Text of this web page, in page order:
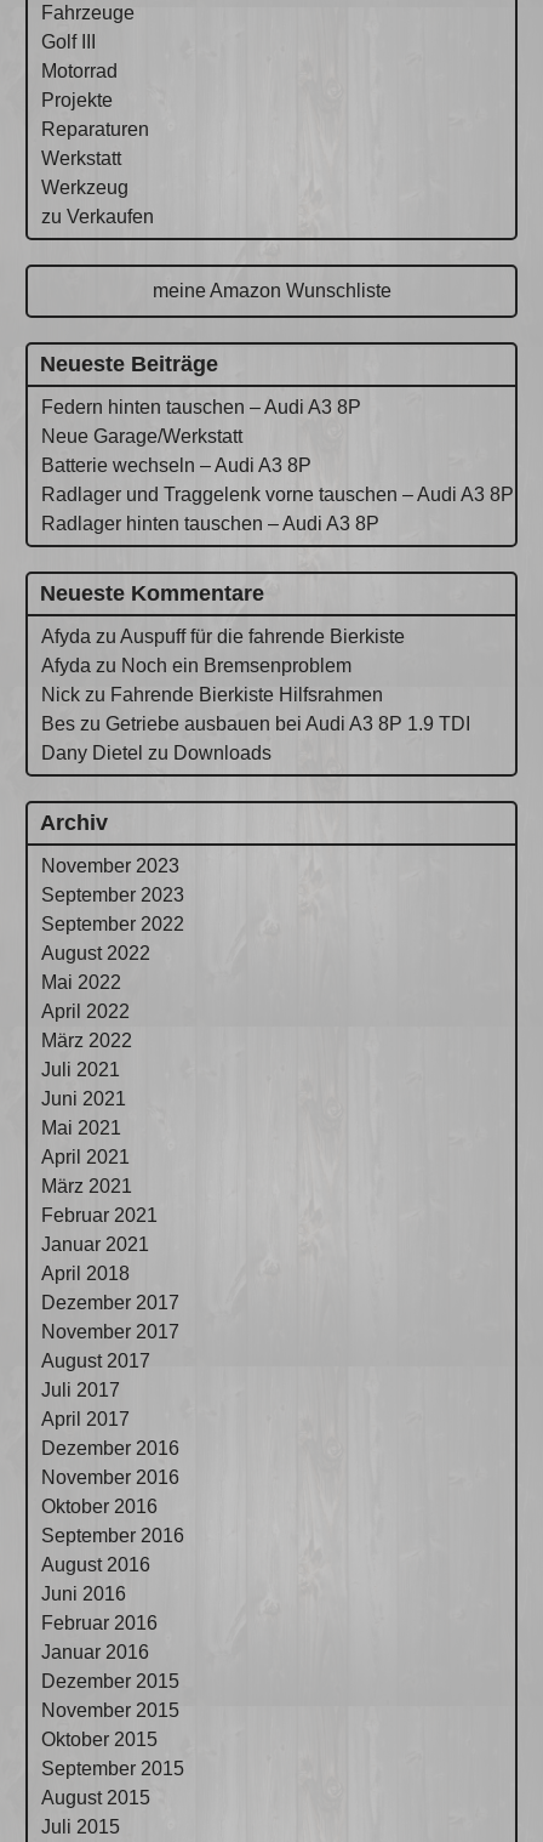
Fahrzeuge
Golf III
Motorrad
Projekte
Reparaturen
Werkstatt
Werkzeug
zu Verkaufen
meine Amazon Wunschliste
Neueste Beiträge
Federn hinten tauschen – Audi A3 8P
Neue Garage/Werkstatt
Batterie wechseln – Audi A3 8P
Radlager und Traggelenk vorne tauschen – Audi A3 8P
Radlager hinten tauschen – Audi A3 8P
Neueste Kommentare
Afyda zuAuspuff für die fahrende Bierkiste
Afyda zu Noch ein Bremsenproblem
Nick zu Fahrende Bierkiste Hilfsrahmen
Bes zuGetriebe ausbauen bei Audi A3 8P 1.9 TDI
Dany Dietel zu Downloads
Archiv
November 2023
September 2023
September 2022
August 2022
Mai 2022
April 2022
März 2022
Juli 2021
Juni 2021
Mai 2021
April 2021
März 2021
Februar 2021
Januar 2021
April 2018
Dezember 2017
November 2017
August 2017
Juli 2017
April 2017
Dezember 2016
November 2016
Oktober 2016
September 2016
August 2016
Juni 2016
Februar 2016
Januar 2016
Dezember 2015
November 2015
Oktober 2015
September 2015
August 2015
Juli 2015